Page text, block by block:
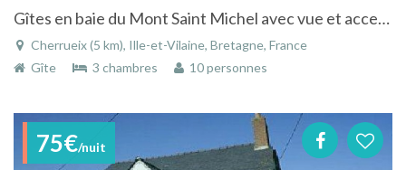
Gîtes en baie du Mont Saint Michel avec vue et acces direct à la mer
Cherrueix (5 km), Ille-et-Vilaine, Bretagne, France
Gîte
3 chambres 10 personnes
75€/nuit